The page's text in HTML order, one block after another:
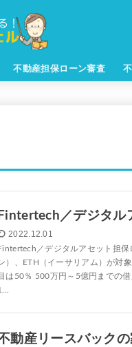
不動産担保ローン審査
Fintertech／デジタル
2022.12.01
／デジタルアセット担
）、ETH（イーサリアム）が対
は50％ 500万円～5億円までの
動産リースバック